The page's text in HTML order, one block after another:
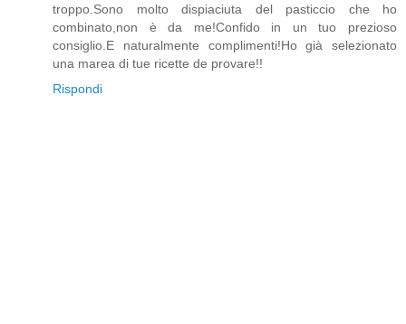
troppo.Sono molto dispiaciuta del pasticcio che ho
combinato,non è da me!Confido in un tuo prezioso
consiglio.E naturalmente complimenti!Ho già selezionato
una marea di tue ricette de provare!!
Rispondi